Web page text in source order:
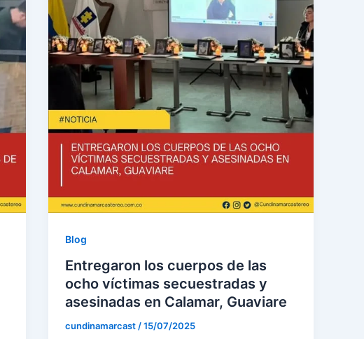
Blog
Entregaron los cuerpos de las
ocho víctimas secuestradas y
asesinadas en Calamar, Guaviare
cundinamarcast/15/07/2025